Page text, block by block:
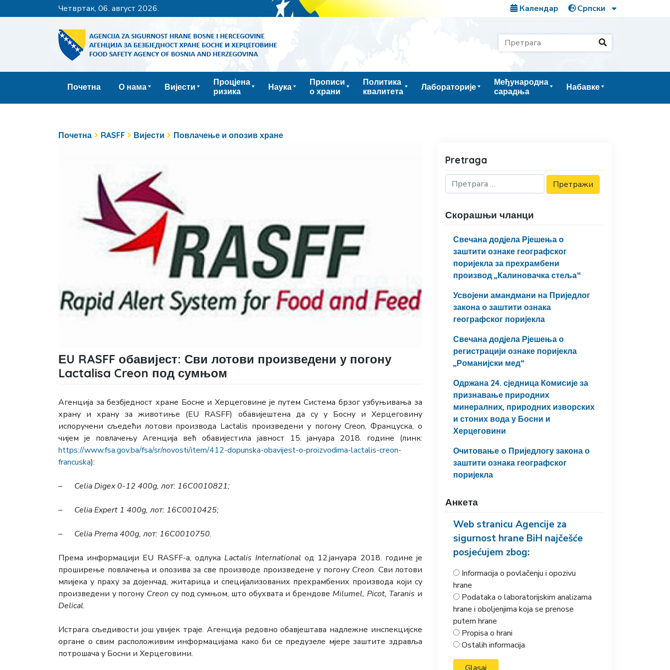
четвртак, 06. август 2026. Календар
Почетна О нама Вијести
Процјена
ризика
Наука
Прописи
о храни
Политика
квалитета
Лабораторије
Међународна
сарадња
Набавке
Почетна RASFF Вијести Повлачење и опозив хране
ЕU RASFF обавијест: Сви лотови произведени у погону
Lactalisa Creon под сумњом
Агенција за безбједност хране Босне и Херцеговине је путем Система брзог узбуњивања за
храну и храну за животиње (ЕU RASFF) обавијештена да су у Босну и Херцеговину
испоручени сљедећи лотови производа Lаctalis произведени у погону Creon, Француска, о
чијем је повлачењу Агенција већ обавијестила јавност 15. јануара 2018. године (линк:
https://www.fsa.gov.ba/fsa/sr/novosti/item/412-dopunska-obavijest-o-proizvodima-lactalis-creon-
francuska):
– Celia Digex 0-12 400g, лот: 16C0010821;
– Celia Expert 1 400g, лот: 16C0010425;
– Celia Prema 400g, лот: 16C0010750.
Према информацији ЕU RASFF-а, одлука Lactalis International од 12.јануара 2018. године је
проширење повлачења и опозива за све производе произведене у погону Creon. Сви лотови
млијека у праху за дојенчад, житарица и специјализoваних прехрамбених производа који су
произведени у погону Creon су под сумњом, што обухвата и брендове Milumel, Picot, Taranis и
Delical.
Истрага сљедивости још увијек траје. Агенција редовно обавјештава надлежне инспекцијске
органе о свим расположивим информацијама како би се предузеле мјере заштите здравља
потрошача у Босни и Херцеговини.
Pretraga
Скорашњи чланци
Свечана додјела Рјешења о
заштити ознаке географског
поријекла за прехрамбени
производ „Калиновачка стеља“
Усвојени амандмани на Приједлог
закона о заштити ознака
географског поријекла
Свечана додјела Рјешења о
регистрацији ознаке поријекла
„Романијски мед“
Одржана 24. сједница Комисије за
признавање природних
минералних, природних изворских
и стоних вода у Босни и
Херцеговини
Очитовање o Приједлогу закона о
заштити ознака географског
поријекла
Анкета
Web stranicu Agencije za
sigurnost hrane BiH najčešće
posjećujem zbog:
Informacija o povlačenju i opozivu
hrane
Podataka o laboratorijskim analizama
hrane i oboljenjima koja se prenose
putem hrane
Propisa o hrani
Ostalih informacija